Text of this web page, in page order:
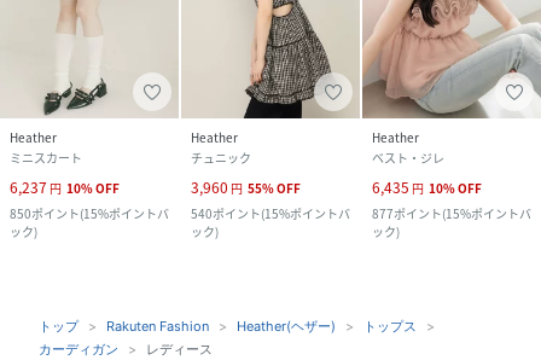
Heather
ミニスカート
6,237 円 10%OFF
850ポイント(15%ポイントバ
ック)
Heather
チュニック
3,960 円 55%OFF
540ポイント(15%ポイントバ
ック)
Heather
ベスト・ジレ
6,435 円 10%OFF
877ポイント(15%ポイントバ
ック)
トップ Rakuten Fashion Heather(ヘザー)
トップス
カーディガン
レディース